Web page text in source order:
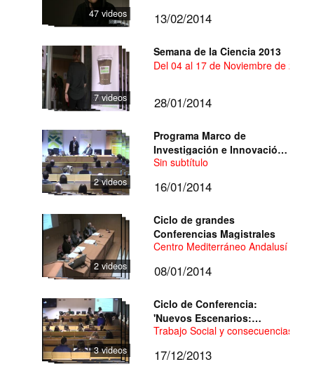
47 videos 13/02/2014
7 videos
Semana de la Ciencia 2013
Del 04 al 17 de Noviembre de 2013
28/01/2014
2 videos
Programa Marco de
Investigación e Innovación
2014-2020
Sin subtítulo
16/01/2014
2 videos
Ciclo de grandes
Conferencias Magistrales
Centro Mediterráneo Andalusí
08/01/2014
3 videos
Ciclo de Conferencia:
'Nuevos Escenarios:
Desafíos y Oportunidades
Trabajo Social y consecuencias
17/12/2013